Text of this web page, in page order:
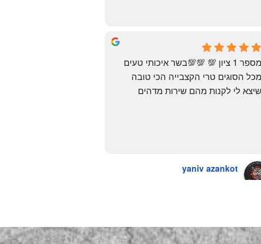
Yonatan Menashe
6 months ago
yaniv azankot